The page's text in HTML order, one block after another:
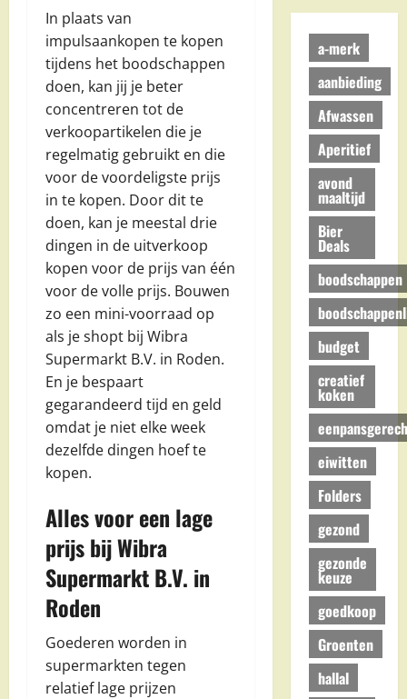
In plaats van
impulsaankopen te kopen
tijdens het boodschappen
doen, kan jij je beter
concentreren tot de
verkoopartikelen die je
regelmatig gebruikt en die
voor de voordeligste prijs
in te kopen. Door dit te
doen, kan je meestal drie
dingen in de uitverkoop
kopen voor de prijs van één
voor de volle prijs. Bouwen
zo een mini-voorraad op
als je shopt bij Wibra
Supermarkt B.V. in Roden.
En je bespaart
gegarandeerd tijd en geld
omdat je niet elke week
dezelfde dingen hoef te
kopen.
Alles voor een lage
prijs bij Wibra
Supermarkt B.V. in
Roden
Goederen worden in
supermarkten tegen
relatief lage prijzen
a-merk
aanbieding
Afwassen
Aperitief
avond
maaltijd
Bier
Deals
boodschappen
budget
creatief
koken
eiwitten
Folders
gezond
gezonde
keuze
goedkoop
Groenten
hallal